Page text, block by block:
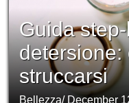
Guida
detersione:
struccarsi
Bellezza/ December